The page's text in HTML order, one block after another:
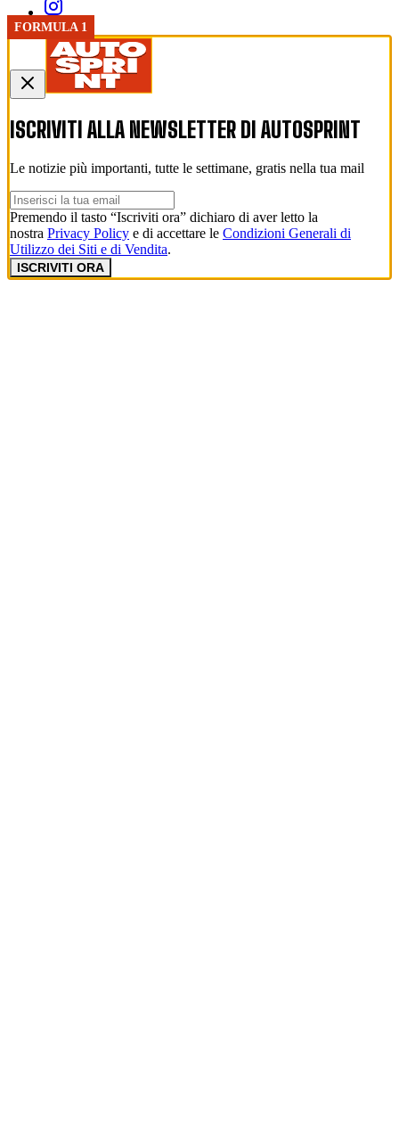
FORMULA 1
FORMULA 1
ISCRIVITI ALLA NEWSLETTER DI AUTOSPRINT
Le notizie più importanti, tutte le settimane, gratis nella tua mail
Premendo il tasto “Iscriviti ora” dichiaro di aver letto la
nostra Privacy Policy e di accettare le Condizioni Generali di
Utilizzo dei Siti e di Vendita.
ISCRIVITI ORA